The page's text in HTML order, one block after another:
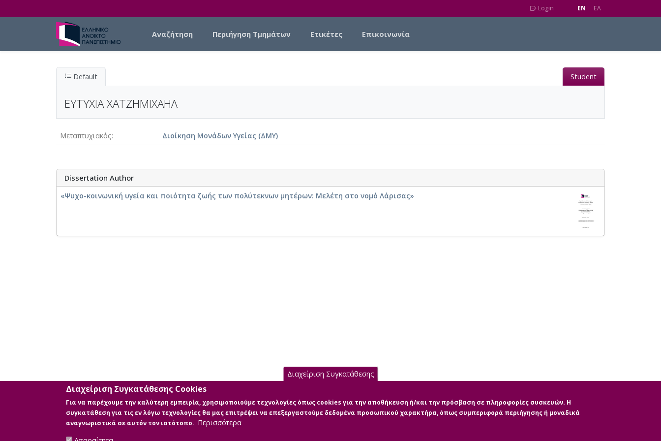
Login EN EΛ
Αναζήτηση Περιήγηση Τμημάτων Ετικέτες Επικοινωνία
Default Student
ΕΥΤΥΧΙΑ ΧΑΤΖΗΜΙΧΑΗΛ
Μεταπτυχιακός Διοίκηση Μονάδων Υγείας (ΔΜΥ)
Dissertation Author
«Ψυχο-κοινωνική υγεία και ποιότητα ζωής των πολύτεκνων μητέρων: Μελέτη στο νομό Λάρισας»
Διαχείριση Συγκατάθεσης
Διαχείριση Συγκατάθεσης Cookies
Για να παρέχουμε την καλύτερη εμπειρία, χρησιμοποιούμε τεχνολογίες όπως cookies για την αποθήκευση ή/και την πρόσβαση σε πληροφορίες συσκευών. Η
συγκατάθεση για τις εν λόγω τεχνολογίες θα μας επιτρέψει να επεξεργαστούμε δεδομένα προσωπικού χαρακτήρα, όπως συμπεριφορά περιήγησης ή μοναδικά
αναγνωριστικά σε αυτόν τον ιστότοπο. Περισσότερα